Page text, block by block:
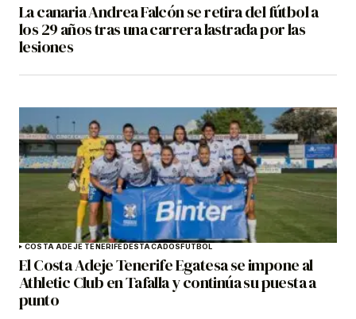
La canaria Andrea Falcón se retira del fútbol a
los 29 años tras una carrera lastrada por las
lesiones
COSTA ADEJE TENERIFEDESTACADOSFÚTBOL
El Costa Adeje Tenerife Egatesa se impone al
Athletic Club en Tafalla y continúa su puesta a
punto